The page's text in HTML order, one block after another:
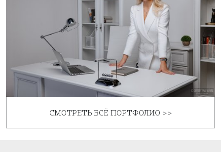
СМОТРЕТЬ ВСЁ ПОРТФОЛИО >>